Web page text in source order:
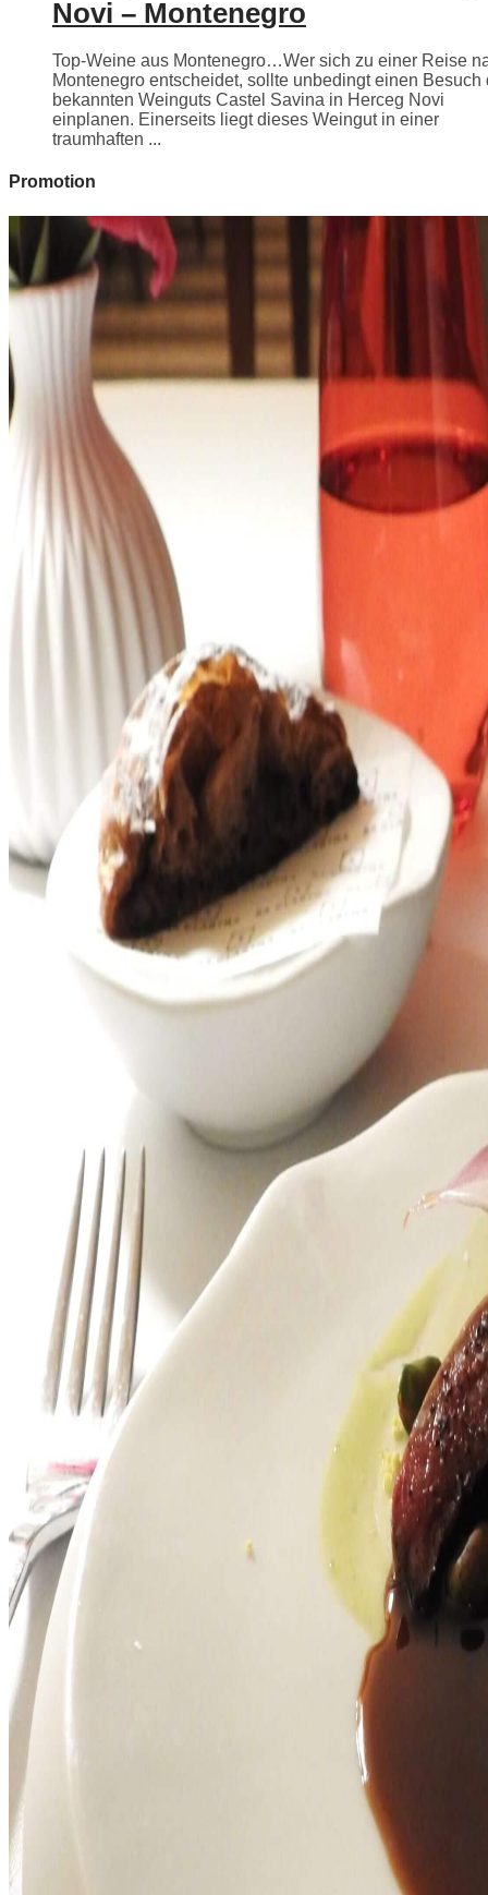
Novi – Montenegro
Top-Weine aus Montenegro…Wer sich zu einer Reise
Montenegro entscheidet, sollte unbedingt einen Besuch
bekannten Weinguts Castel Savina in Herceg Novi
einplanen. Einerseits liegt dieses Weingut in einer
traumhaften ...
Promotion